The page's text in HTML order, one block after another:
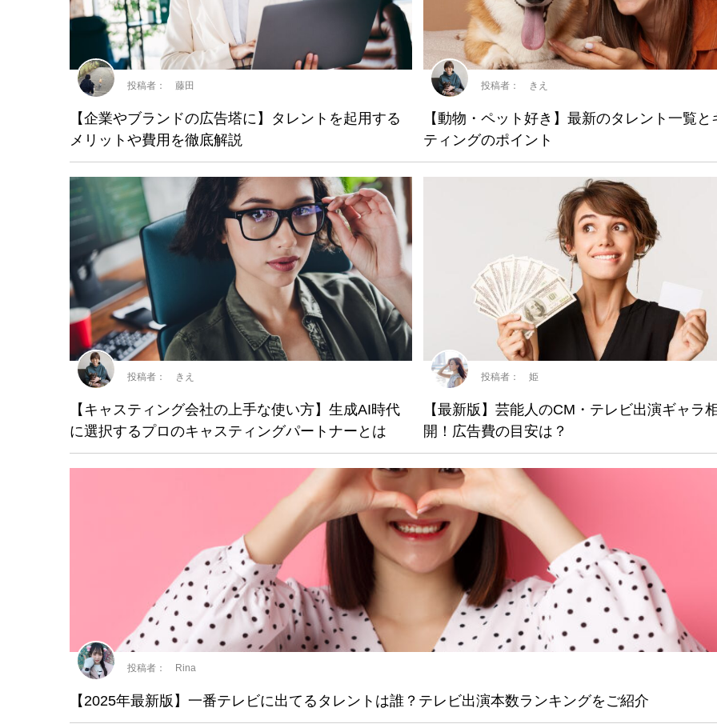
【企業やブランドの広告塔に】タレントを起用する
メリットや費用を徹底解説
投稿者： 藤田
【動物・ペット好き】最新のタレント一覧と
ティングのポイント
投稿者： きえ
【キャスティング会社の上手な使い方】生成AI時代
に選択するプロのキャスティングパートナーとは
投稿者： きえ
【最新版】芸能人のCM・テレビ出演ギャラ
開！広告費の目安は？
投稿者： 姫
【2025年最新版】一番テレビに出てるタレントは誰？テレビ出演本数ランキングをご紹介
投稿者： Rina